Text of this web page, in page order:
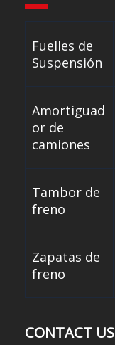
Fuelles de
Suspensión
Amortiguad
or de
camiones
Tambor de
freno
Zapatas de
freno
CONTACT US